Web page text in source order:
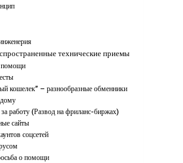
технические приемы
помощи
кошелек” – разнообразные обменники
работу (Развод на фриланс-биржах)
сайты
соцсетей
о помощи